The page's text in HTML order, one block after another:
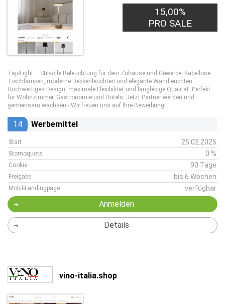
15,00%
PRO SALE
Tap-Light – Stilvolle Beleuchtung für dein Zuhause und Gewerbe! Kabellose
Tischlampen, moderne Deckenleuchten und elegante Wandleuchten.
Hochwertiges Design, maximale Flexibilität und langlebige Qualität. Perfekt
für Wohnzimmer, Gastronomie und Hotels. Jetzt Partner werden und
gemeinsam wachsen - Wir freuen uns auf Ihre Bewerbung!
14 Werbemittel
Start 25.02.2025
Stornoquote 0 %
Cookie 90 Tage
Freigabe bis 6 Wochen
Mobil-Landingpage verfügbar
Anmelden
Details
vino-italia.shop